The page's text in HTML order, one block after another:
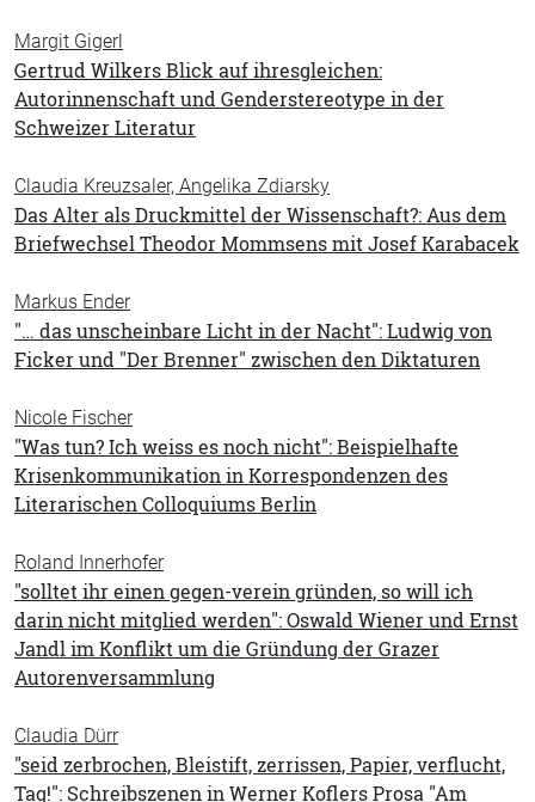
Margit Gigerl
Gertrud Wilkers Blick auf ihresgleichen:
Autorinnenschaft und Genderstereotype in der
Schweizer Literatur
Claudia Kreuzsaler, Angelika Zdiarsky
Das Alter als Druckmittel der Wissenschaft?: Aus dem
Briefwechsel Theodor Mommsens mit Josef Karabacek
Markus Ender
"… das unscheinbare Licht in der Nacht": Ludwig von
Ficker und "Der Brenner" zwischen den Diktaturen
Nicole Fischer
"Was tun? Ich weiss es noch nicht": Beispielhafte
Krisenkommunikation in Korrespondenzen des
Literarischen Colloquiums Berlin
Roland Innerhofer
"solltet ihr einen gegen-verein gründen, so will ich
darin nicht mitglied werden": Oswald Wiener und Ernst
Jandl im Konflikt um die Gründung der Grazer
Autorenversammlung
Claudia Dürr
"seid zerbrochen, Bleistift, zerrissen, Papier, verflucht,
Tag!": Schreibszenen in Werner Koflers Prosa "Am